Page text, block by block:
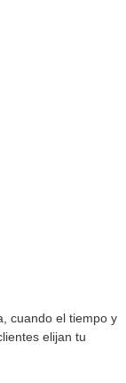
cuando el tiempo y
elijan tu